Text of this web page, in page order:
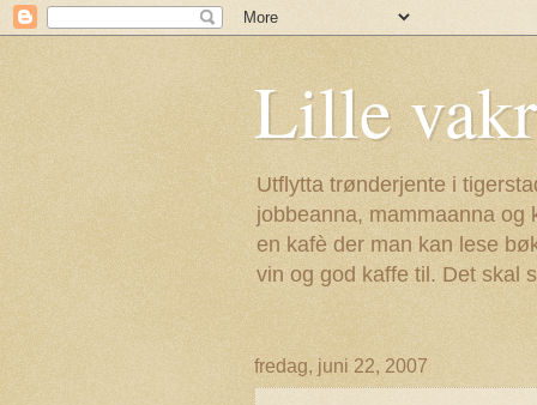
Lille
Utflytta trønderjente i
jobbeanna, mammaanna
en kafè der man kan lese
vin og god kaffe til. Det skal
fredag, juni 22, 2007